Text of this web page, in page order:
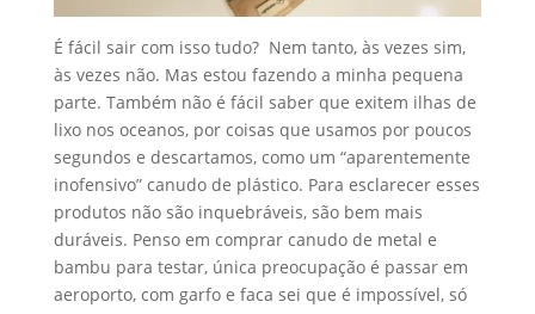
É fácil sair com isso tudo? Nem tanto, às vezes sim,
às vezes não. Mas estou fazendo a minha pequena
parte. Também não é fácil saber que exitem ilhas de
lixo nos oceanos, por coisas que usamos por poucos
segundos e descartamos, como um “aparentemente
inofensivo” canudo de plástico. Para esclarecer esses
produtos não são inquebráveis, são bem mais
duráveis. Penso em comprar canudo de metal e
bambu para testar, única preocupação é passar em
aeroporto, com garfo e faca sei que é impossível, só